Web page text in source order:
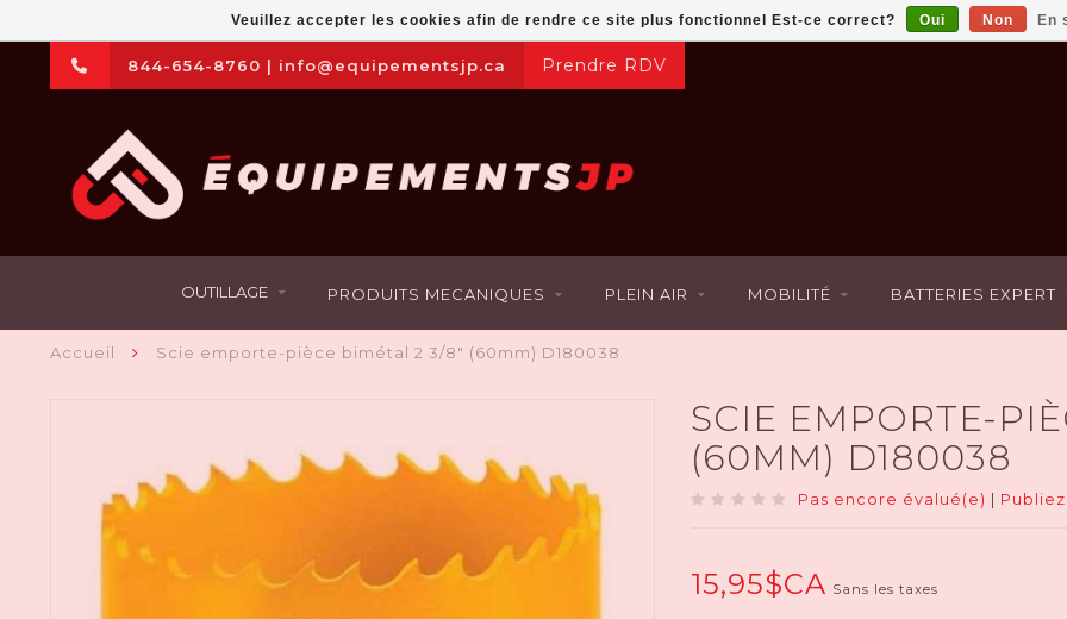
844-654-8760 | info@equipementsjp.ca Prendre RDV
OUTILLAGE PRODUITS MECANIQUES PLEIN AIR MOBILITÉ BATTERIES EXPERT
Accueil Scie emporte-pièce bimétal 2 3/8" (60mm) D180038
SCIE EMPORTE-
(60MM) D180038
Pas encore évalué(e)
15,95$CA Sans les taxes
Veuillez accepter les cookies afin de rendre ce site plus fonctionnel Est-ce correct? Oui Non En